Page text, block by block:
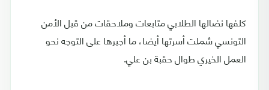
كلفها نضالها الطلابي متابعات وملاحقات من قبل الأمن
التونسي شملت أسرتها أيضا، ما أجبرها على التوجه نحو
العمل الخيري طوال حقبة بن علي.